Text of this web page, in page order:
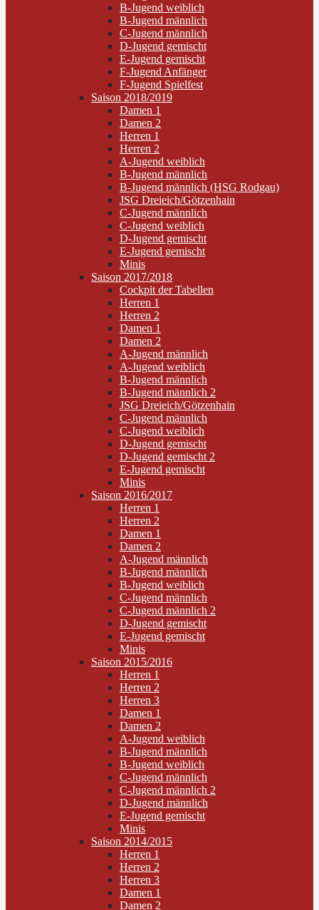
B-Jugend weiblich
B-Jugend männlich
C-Jugend männlich
D-Jugend gemischt
E-Jugend gemischt
F-Jugend Anfänger
F-Jugend Spielfest
Saison 2018/2019
Damen 1
Damen 2
Herren 1
Herren 2
A-Jugend weiblich
B-Jugend männlich
B-Jugend männlich (HSG Rodgau)
JSG Dreieich/Götzenhain
C-Jugend männlich
C-Jugend weiblich
D-Jugend gemischt
E-Jugend gemischt
Minis
Saison 2017/2018
Cockpit der Tabellen
Herren 1
Herren 2
Damen 1
Damen 2
A-Jugend männlich
A-Jugend weiblich
B-Jugend männlich
B-Jugend männlich 2
JSG Dreieich/Götzenhain
C-Jugend männlich
C-Jugend weiblich
D-Jugend gemischt
D-Jugend gemischt 2
E-Jugend gemischt
Minis
Saison 2016/2017
Herren 1
Herren 2
Damen 1
Damen 2
A-Jugend männlich
B-Jugend männlich
B-Jugend weiblich
C-Jugend männlich
C-Jugend männlich 2
D-Jugend gemischt
E-Jugend gemischt
Minis
Saison 2015/2016
Herren 1
Herren 2
Herren 3
Damen 1
Damen 2
A-Jugend weiblich
B-Jugend männlich
B-Jugend weiblich
C-Jugend männlich
C-Jugend männlich 2
D-Jugend männlich
E-Jugend gemischt
Minis
Saison 2014/2015
Herren 1
Herren 2
Herren 3
Damen 1
Damen 2